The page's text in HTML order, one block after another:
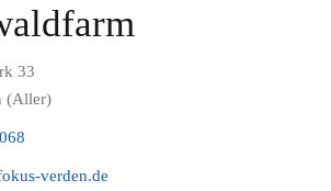
33
(Aller)
verden.de